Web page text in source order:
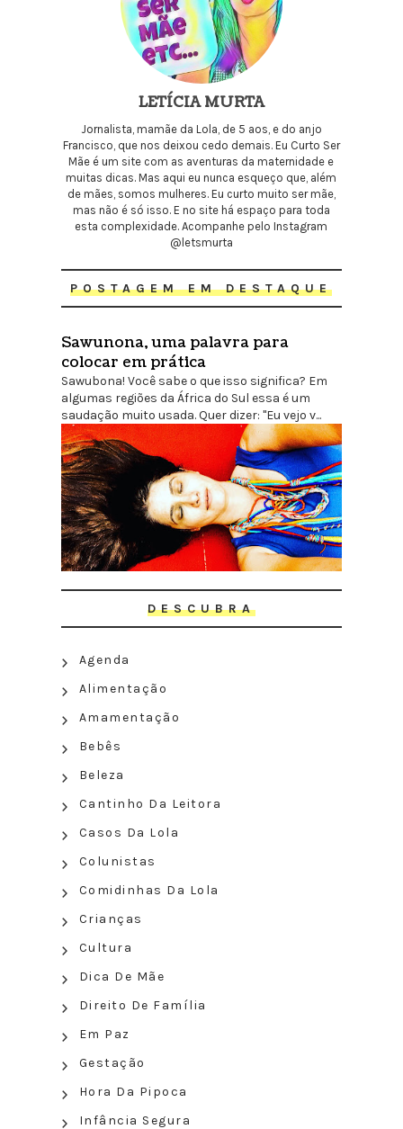
LETÍCIA MURTA
Jornalista, mamãe da Lola, de 5 aos, e do anjo
Francisco, que nos deixou cedo demais. Eu Curto Ser
Mãe é um site com as aventuras da maternidade e
muitas dicas. Mas aqui eu nunca esqueço que, além
de mães, somos mulheres. Eu curto muito ser mãe,
mas não é só isso. E no site há espaço para toda
esta complexidade. Acompanhe pelo Instagram
@letsmurta
POSTAGEM EM DESTAQUE
Sawunona, uma palavra para
colocar em prática
Sawubona! Você sabe o que isso significa? Em
algumas regiões da África do Sul essa é um
saudação muito usada. Quer dizer: "Eu vejo v...
DESCUBRA
Agenda
Alimentação
Amamentação
Bebês
Beleza
Cantinho Da Leitora
Casos Da Lola
Colunistas
Comidinhas Da Lola
Crianças
Cultura
Dica De Mãe
Direito De Família
Em Paz
Gestação
Hora Da Pipoca
Infância Segura